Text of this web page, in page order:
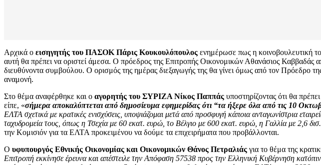
Αρχικά ο εισηγητής του ΠΑΣΟΚ Πάρις Κουκουλόπουλος ενημέρωσε πως η κοινοβουλευτική
αυτή θα πρέπει να οριστεί άμεσα. Ο πρόεδρος της Επιτροπής Οικονομικών Αθανάσιος Καββαδάς
διευθύνοντα συμβούλου. Ο ορισμός της ημέρας διεξαγωγής της θα γίνει όμως από τον Πρόεδρο
αναμονή.
Στο θέμα αναφέρθηκε και ο αγορητής του ΣΥΡΙΖΑ Νίκος Παππάς υποστηρίζοντας ότι θα
είπε, «σήμερα αποκαλύπτεται από δημοσίευμα εφημερίδας ότι “τα ήξερε όλα από τις 10
ΕΛΤΑ σχετικά με κρατικές ενισχύσεις, υποψιάζομαι μετά από προσφυγή κάποια ανταγωνίστρια
ταχυδρομεία τους, όπως η Τσεχία με 60 εκατ. ευρώ, το Βέλγιο με 600 εκατ. ευρώ, η Γαλλία με 2,6
την Κομισιόν για τα ΕΛΤΑ προκειμένου να δούμε τα επιχειρήματα που προβάλλονται.
Ο υφυπουργός Εθνικής Οικονομίας και Οικονομικών Θάνος Πετραλιάς για το θέμα της
Επιτροπή εκκίνησε έρευνα και απέστειλε την Απόφαση 57538 προς την Ελληνική Κυβέρνηση